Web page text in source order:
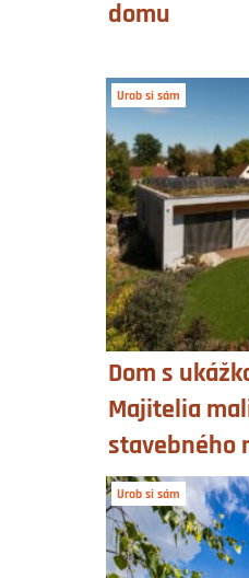
domu
Urob si sám
Dom s
Majitelia
stavebného
Urob si sám